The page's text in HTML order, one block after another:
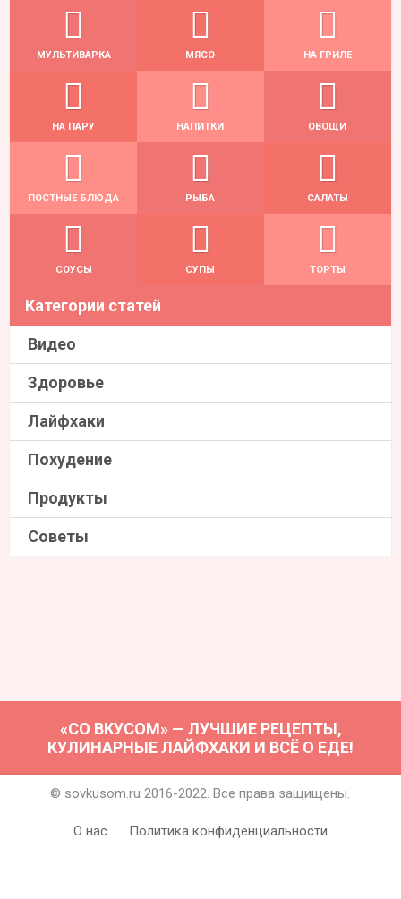
МУЛЬТИВАРКА МЯСО НА ГРИЛЕ
НА ПАРУ НАПИТКИ ОВОЩИ
ПОСТНЫЕ БЛЮДА РЫБА САЛАТЫ
СОУСЫ СУПЫ ТОРТЫ
Категории статей
Видео
Здоровье
Лайфхаки
Похудение
Продукты
Советы
«СО ВКУСОМ» — ЛУЧШИЕ РЕЦЕПТЫ,
КУЛИНАРНЫЕ ЛАЙФХАКИ И ВСЁ О ЕДЕ!
© sovkusom.ru 2016-2022. Все права защищены.
О нас Политика конфиденциальности